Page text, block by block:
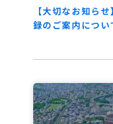
【大切なお知ら
録のご案内につい